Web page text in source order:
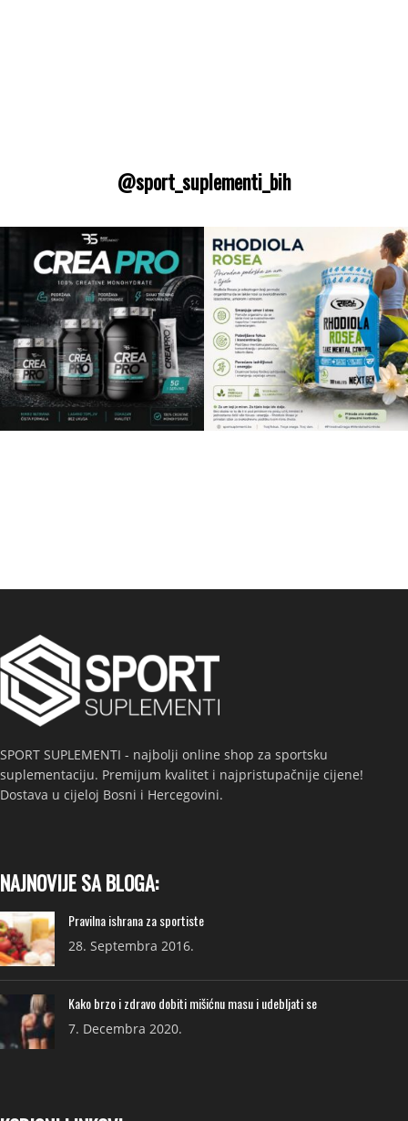
@sport_suplementi_bih
SPORT SUPLEMENTI - najbolji online shop za sportsku
suplementaciju. Premijum kvalitet i najpristupačnije cijene!
Dostava u cijeloj Bosni i Hercegovini.
NAJNOVIJE SA BLOGA:
Pravilna ishrana za sportiste
28. Septembra 2016.
Kako brzo i zdravo dobiti mišićnu masu i udebljati se
7. Decembra 2020.